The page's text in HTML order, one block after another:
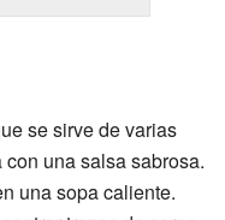
se sirve de varias
una salsa sabrosa.
una sopa caliente.